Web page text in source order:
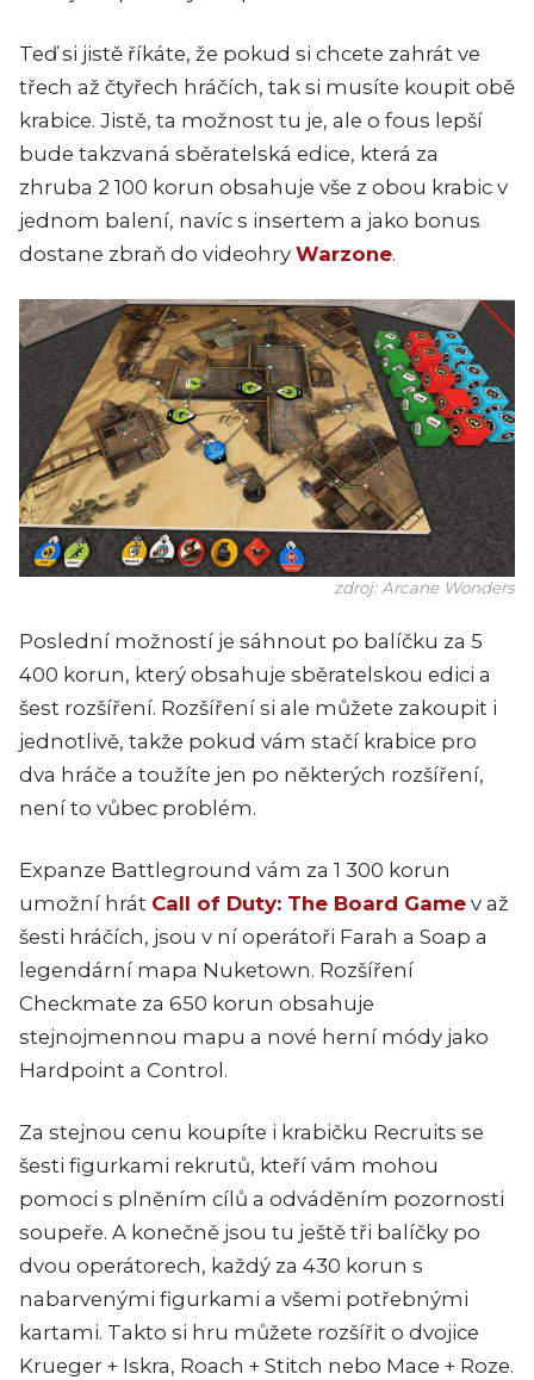
Teď si jistě říkáte, že pokud si chcete zahrát ve
třech až čtyřech hráčích, tak si musíte koupit obě
krabice. Jistě, ta možnost tu je, ale o fous lepší
bude takzvaná sběratelská edice, která za
zhruba 2 100 korun obsahuje vše z obou krabic v
jednom balení, navíc s insertem a jako bonus
dostane zbraň do videohry Warzone.
zdroj: Arcane Wonders
Poslední možností je sáhnout po balíčku za 5
400 korun, který obsahuje sběratelskou edici a
šest rozšíření. Rozšíření si ale můžete zakoupit i
jednotlivě, takže pokud vám stačí krabice pro
dva hráče a toužíte jen po některých rozšíření,
není to vůbec problém.
Expanze Battleground vám za 1 300 korun
umožní hrát Call of Duty: The Board Game v až
šesti hráčích, jsou v ní operátoři Farah a Soap a
legendární mapa Nuketown. Rozšíření
Checkmate za 650 korun obsahuje
stejnojmennou mapu a nové herní módy jako
Hardpoint a Control.
Za stejnou cenu koupíte i krabičku Recruits se
šesti figurkami rekrutů, kteří vám mohou
pomoci s plněním cílů a odváděním pozornosti
soupeře. A konečně jsou tu ještě tři balíčky po
dvou operátorech, každý za 430 korun s
nabarvenými figurkami a všemi potřebnými
kartami. Takto si hru můžete rozšířit o dvojice
Krueger + Iskra, Roach + Stitch nebo Mace + Roze.